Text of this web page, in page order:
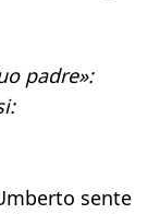
padre»:
sente